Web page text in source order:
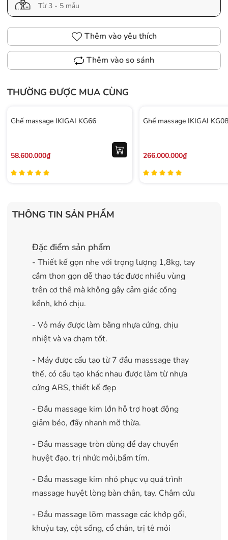
Từ 3 - 5 mẫu
Thêm vào yêu thích
Thêm vào so sánh
THƯỜNG ĐƯỢC MUA CÙNG
Ghế massage IKIGAI KG66
58.600.000₫
Ghế massage IKIGAI
266.000.000₫
THÔNG TIN SẢN PHẨM
Đặc điểm sản phẩm
- Thiết kế gọn nhẹ với trọng lượng 1,8kg, tay
cầm thon gọn dễ thao tác được nhiều vùng
trên cơ thể mà không gây cảm giác cồng
kềnh, khó chịu.
- Vỏ máy được làm bằng nhựa cứng, chịu
nhiệt và va chạm tốt.
- Máy được cấu tạo từ 7 đầu masssage thay
thế, có cấu tạo khác nhau được làm từ nhựa
cứng ABS, thiết kế đẹp
- Đầu massage kim lớn hỗ trợ hoạt động
giảm béo, đẩy nhanh mỡ thừa.
- Đầu massage tròn dùng để day chuyển
huyệt đạo, trị nhức mỏi,bầm tím.
- Đầu massage kim nhỏ phục vụ quá trình
massage huyệt lòng bàn chân, tay. Châm cứu
- Đầu massage lõm massage các khớp gối,
khuỷu tay, cột sống, cổ chân, trị tê mỏi